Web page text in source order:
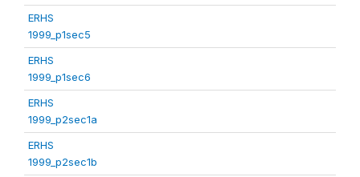
ERHS
1999_p1sec5
ERHS
1999_p1sec6
ERHS
1999_p2sec1a
ERHS
1999_p2sec1b